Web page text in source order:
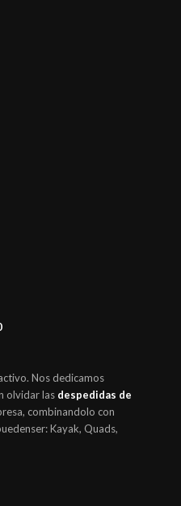
Nos dedicamos
olvidar las despedidas de
combinandolo con
Kayak, Quads,